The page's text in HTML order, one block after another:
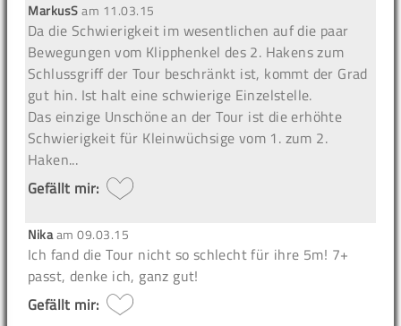
MarkusSam 11.03.15
Da die Schwierigkeit im wesentlichen auf die paar
Bewegungen vom Klipphenkel des 2. Hakens zum
Schlussgriff der Tour beschränkt ist, kommt der Grad
gut hin. Ist halt eine schwierige Einzelstelle.
Das einzige Unschöne an der Tour ist die erhöhte
Schwierigkeit für Kleinwüchsige vom 1. zum 2.
Haken...
Gefällt mir:
Nikaam09.03.15
Ich fand die Tour nicht so schlecht für ihre 5m! 7+
passt, denke ich, ganz gut!
Gefällt mir: